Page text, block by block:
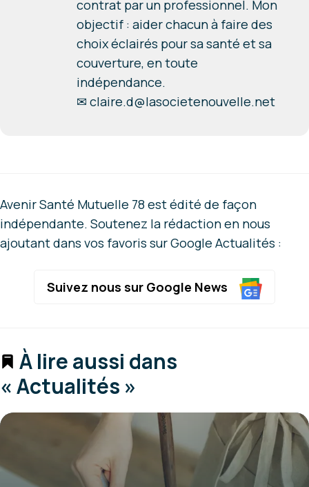
contrat par un professionnel. Mon
objectif : aider chacun à faire des
choix éclairés pour sa santé et sa
couverture, en toute
indépendance.
✉ claire.d@lasocietenouvelle.net
Avenir Santé Mutuelle 78 est édité de façon
indépendante. Soutenez la rédaction en nous
ajoutant dans vos favoris sur Google Actualités :
Suivez nous sur Google News
À lire aussi dans
« Actualités »